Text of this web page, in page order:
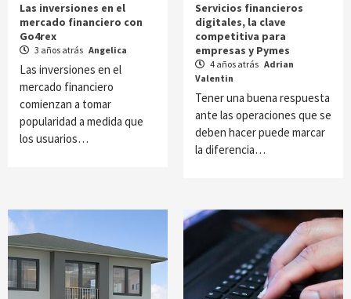
Las inversiones en el
mercado financiero con
Go4rex
3 años atrás Angelica
Las inversiones en el
mercado financiero
comienzan a tomar
popularidad a medida que
los usuarios…
Servicios financieros
digitales, la clave
competitiva para
empresas y Pymes
4 años atrás Adrian
Valentin
Tener una buena respuesta
ante las operaciones que se
deben hacer puede marcar
la diferencia…